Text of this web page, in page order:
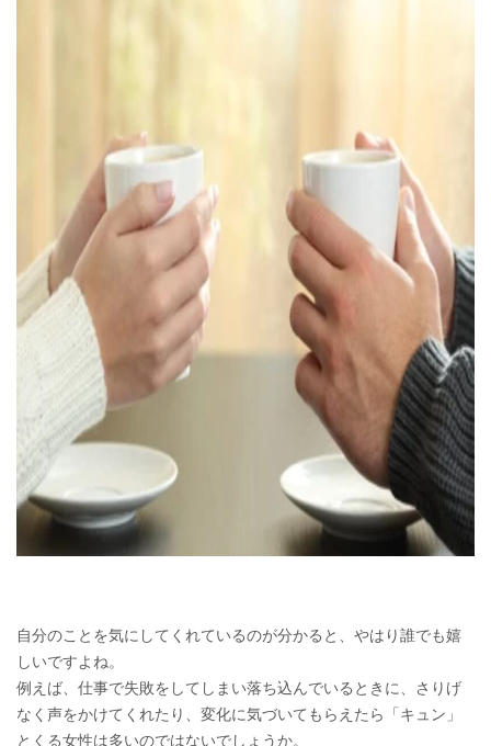
自分のことを気にしてくれているのが分かると、やはり誰でも嬉
しいですよね。
例えば、仕事で失敗をしてしまい落ち込んでいるときに、さりげ
なく声をかけてくれたり、変化に気づいてもらえたら「キュン」
とくる女性は多いのではないでしょうか。